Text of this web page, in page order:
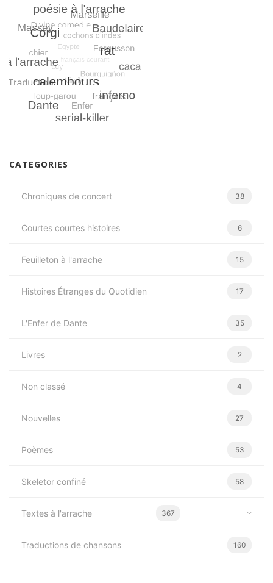
CATEGORIES
Chroniques de concert 38
Courtes courtes histoires 6
Feuilleton à l'arrache 15
Histoires Étranges du Quotidien 17
L'Enfer de Dante 35
Livres 2
Non classé 4
Nouvelles 27
Poèmes 53
Skeletor confiné 58
Textes à l'arrache 367
Traductions de chansons 160